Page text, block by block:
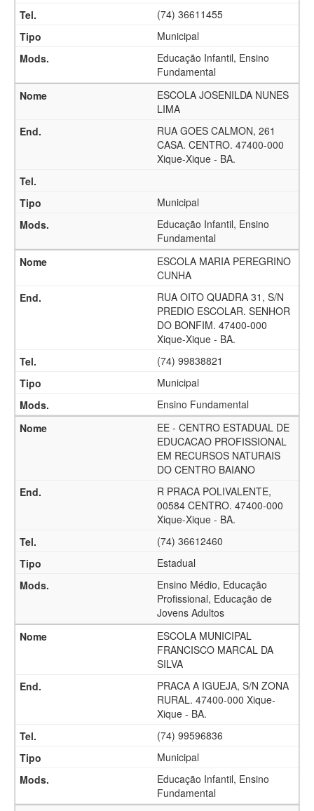
(74) 36611455
Municipal
Educação Infantil, Ensino
Fundamental
ESCOLA JOSENILDA NUNES
LIMA
RUA GOES CALMON, 261
CASA. CENTRO. 47400-000
Xique-Xique - BA.
Municipal
Educação Infantil, Ensino
Fundamental
ESCOLA MARIA PEREGRINO
CUNHA
RUA OITO QUADRA 31, S/N
PREDIO ESCOLAR. SENHOR
DO BONFIM. 47400-000
Xique-Xique - BA.
(74) 99838821
Municipal
Ensino Fundamental
EE - CENTRO ESTADUAL DE
EDUCACAO PROFISSIONAL
EM RECURSOS NATURAIS
DO CENTRO BAIANO
R PRACA POLIVALENTE,
00584 CENTRO. 47400-000
Xique-Xique - BA.
(74) 36612460
Estadual
Ensino Médio, Educação
Profissional, Educação de
Jovens Adultos
ESCOLA MUNICIPAL
FRANCISCO MARCAL DA
SILVA
PRACA A IGUEJA, S/N ZONA
RURAL. 47400-000 Xique-
Xique - BA.
(74) 99596836
Municipal
Educação Infantil, Ensino
Fundamental